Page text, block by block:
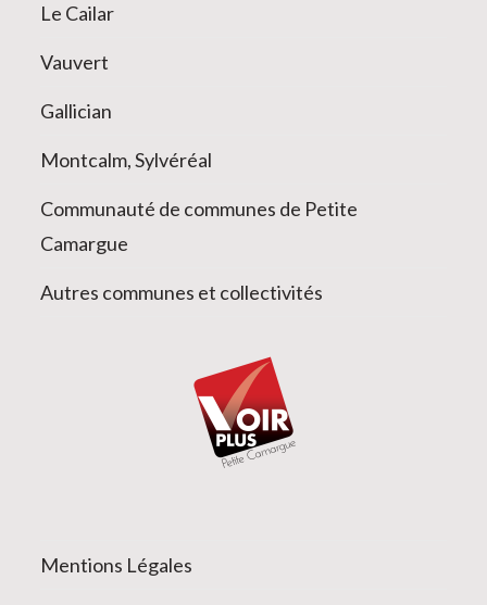
Le Cailar
Vauvert
Gallician
Montcalm, Sylvéréal
Communauté de communes de Petite
Camargue
Autres communes et collectivités
Mentions Légales